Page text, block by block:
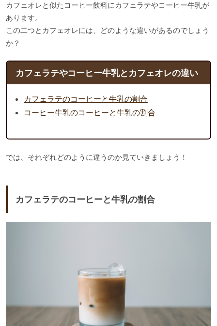
カフェオレと似たコーヒー飲料にカフェラテやコーヒー牛乳が
あります。
この二つとカフェオレには、どのような違いがあるのでしょう
か？
カフェラテやコーヒー牛乳とカフェオレの違い
カフェラテのコーヒーと牛乳の割合
コーヒー牛乳のコーヒーと牛乳の割合
では、それぞれどのように違うのか見ていきましょう！
カフェラテのコーヒーと牛乳の割合